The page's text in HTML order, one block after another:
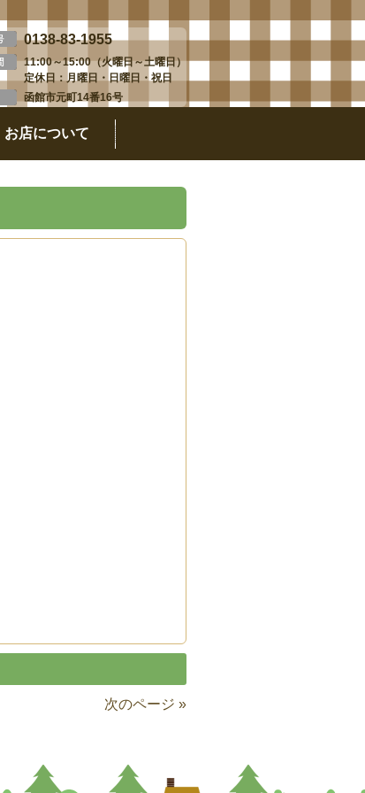
0138-83-1955
11:00～15:00（火曜日～土曜日）
定休日：月曜日・日曜日・祝日
函館市元町14番16号
お店について
次のページ »